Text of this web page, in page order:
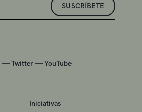
SUSCRÍBETE
—Twitter—YouTube
Iniciativas